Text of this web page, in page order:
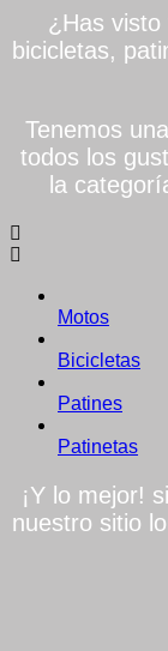
¿Has visto
bicicletas,
Tenemos
todos los
la
Motos
Bicicletas
Patines
Patinetas
¡Y lo mejor!
nuestro sitio